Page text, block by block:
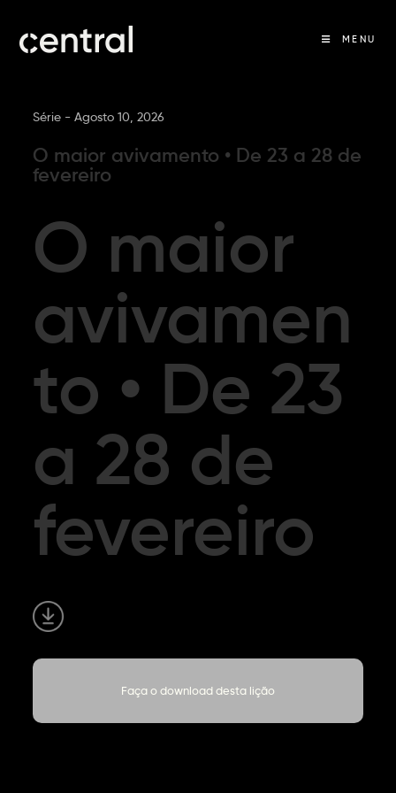
MENU
Série -Agosto 10, 2026
O maior avivamento • De 23 a 28 de
fevereiro
O maior
avivamen
to • De 23
a 28 de
fevereiro
Faça o download desta lição